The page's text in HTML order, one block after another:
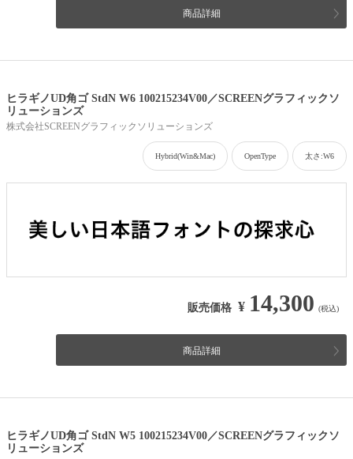
商品詳細
ヒラギノUD角ゴ StdN W6 100215234V00／SCREENグラフィックソ
リューションズ
株式会社SCREENグラフィックソリューションズ
Hybrid(Win&Mac) OpenType 太さ:W6
販売価格 ¥ 14,300 (税込)
商品詳細
ヒラギノUD角ゴ StdN W5 100215234V00／SCREENグラフィックソ
リューションズ